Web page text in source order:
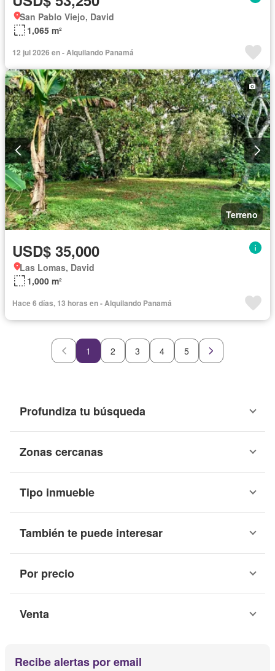
San Pablo Viejo, David
1,065 m²
12 jul 2026 en - Alquilando Panamá
Terreno
USD$ 35,000
Las Lomas, David
1,000 m²
Hace 6 días, 13 horas en - Alquilando Panamá
1 2 3 4 5
Profundiza tu búsqueda
Zonas cercanas
Tipo inmueble
También te puede interesar
Por precio
Venta
Recibe alertas por email